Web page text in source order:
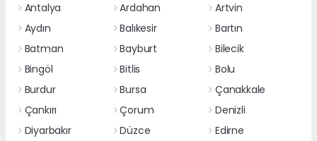
Antalya
Ardahan
Artvin
Aydın
Balıkesir
Bartın
Batman
Bayburt
Bilecik
Bingöl
Bitlis
Bolu
Burdur
Bursa
Çanakkale
Çankırı
Çorum
Denizli
Diyarbakır
Düzce
Edirne